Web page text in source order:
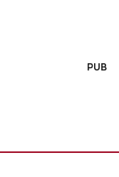
PUB